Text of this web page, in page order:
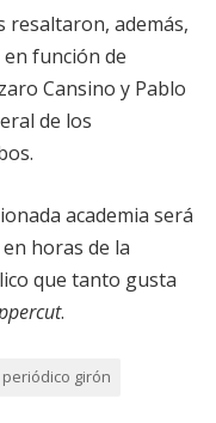
resaltaron, además,
función de
Cansino y Pablo
de los
academia será
horas de la
que tanto gusta
.
periódico girón